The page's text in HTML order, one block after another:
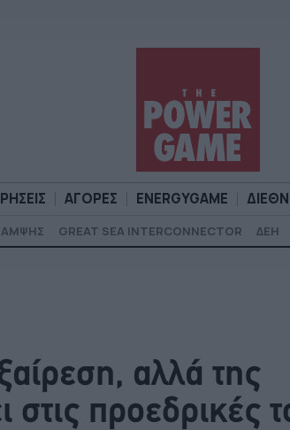
ΑΓΟΡΕΣ ENERGYGAME
GREAT SEA INTERCONNECTOR ΔΕΗ
αλλά της
στις προεδρικές